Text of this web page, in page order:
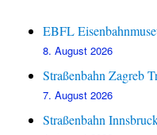
EBFL
8. August 2026
Straßenbahn Zagreb
7. August 2026
Straßenbahn